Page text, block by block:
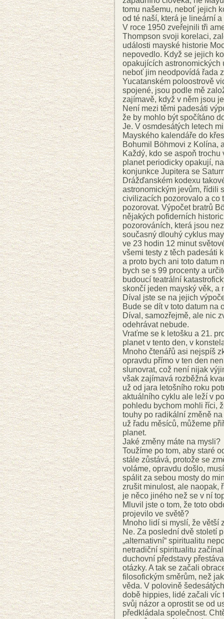
tomu našemu, neboť jejich
od té naší, která je lineární
V roce 1950 zveřejnili tři
Thompson svoji korelaci,
události mayské historie
nepovedlo. Když se jejich
opakujících astronomických
neboť jim neodpovídá řada
Yucatanském poloostrově
spojené, jsou podle mě
zajímavě, když v něm jsou
Není mezi těmi padesáti
že by mohlo být spočítáno
Je. V osmdesátých letech
Mayského kalendáře do
Bohumil Böhmovi z Kolína,
Každý, kdo se aspoň
planet periodicky opakují,
konjunkce Jupitera se
Drážďanském kodexu
astronomickým jevům, řídili
civilizacích pozorovalo a co
pozorovat. Výpočet bratrů
nějakých pofiderních
pozorováních, která jsou
současný dlouhý cyklus
ve 23 hodin 12 minut
všemi testy z těch padesáti
a proto bych ani toto datum
bych se s 99 procenty a
budoucí teatrální
skončí jeden mayský věk, a
Díval jste se na jejich
Bude se dít v toto datum na
Díval, samozřejmě, ale nic
odehrávat nebude.
Vraťme se k letošku a 21.
planet v tento den, v
Mnoho čtenářů asi nejspíš
opravdu přímo v ten den
slunovrat, což není nijak
však zajímavá rozběžná
už od jara letošního roku
aktuálního cyklu ale leží v
pohledu bychom mohli říci,
touhy po radikální změně
už řadu měsíců, můžeme
planet.
Jaké změny máte na mysli?
Toužíme po tom, aby staré
stále zůstává, protože se
voláme, opravdu došlo,
spálit za sebou mosty do
zrušit minulost, ale naopak,
je něco jiného než se v ní
Mluvil jste o tom, že toto
projevilo ve světě?
Mnoho lidí si myslí, že větší
Ne. Za poslední dvě století
„alternativní“ spiritualitu
netradiční spiritualitu
duchovní představy
otázky. A tak se začali
filosofickým směrům, než
věda. V polovině
době hippies, lidé začali víc
svůj názor a oprostit se od
předkládala společnost.